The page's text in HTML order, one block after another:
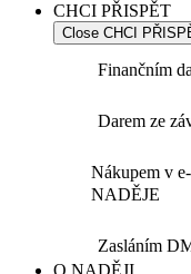
CHCI PŘISPĚT
Close CHCI
Finančním
Darem ze
Nákupem v
NADĚJE
Zasláním
O NADĚJI